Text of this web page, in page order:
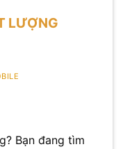
LƯỢNG
Bạn đang tìm